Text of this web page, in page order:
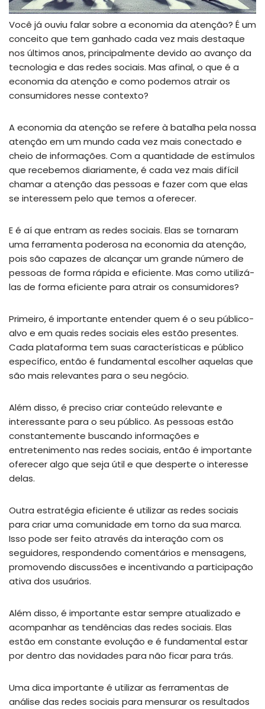
Você já ouviu falar sobre a economia da atenção? É um
conceito que tem ganhado cada vez mais destaque
nos últimos anos, principalmente devido ao avanço da
tecnologia e das redes sociais. Mas afinal, o que é a
economia da atenção e como podemos atrair os
consumidores nesse contexto?
A economia da atenção se refere à batalha pela nossa
atenção em um mundo cada vez mais conectado e
cheio de informações. Com a quantidade de estímulos
que recebemos diariamente, é cada vez mais difícil
chamar a atenção das pessoas e fazer com que elas
se interessem pelo que temos a oferecer.
E é aí que entram as redes sociais. Elas se tornaram
uma ferramenta poderosa na economia da atenção,
pois são capazes de alcançar um grande número de
pessoas de forma rápida e eficiente. Mas como utilizá-
las de forma eficiente para atrair os consumidores?
Primeiro, é importante entender quem é o seu público-
alvo e em quais redes sociais eles estão presentes.
Cada plataforma tem suas características e público
específico, então é fundamental escolher aquelas que
são mais relevantes para o seu negócio.
Além disso, é preciso criar conteúdo relevante e
interessante para o seu público. As pessoas estão
constantemente buscando informações e
entretenimento nas redes sociais, então é importante
oferecer algo que seja útil e que desperte o interesse
delas.
Outra estratégia eficiente é utilizar as redes sociais
para criar uma comunidade em torno da sua marca.
Isso pode ser feito através da interação com os
seguidores, respondendo comentários e mensagens,
promovendo discussões e incentivando a participação
ativa dos usuários.
Além disso, é importante estar sempre atualizado e
acompanhar as tendências das redes sociais. Elas
estão em constante evolução e é fundamental estar
por dentro das novidades para não ficar para trás.
Uma dica importante é utilizar as ferramentas de
análise das redes sociais para mensurar os resultados